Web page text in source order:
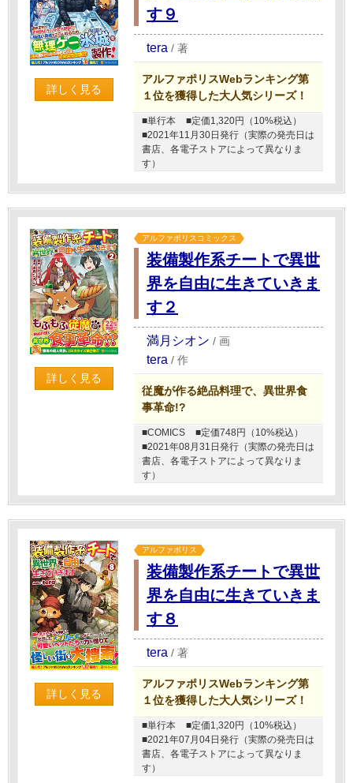
詳しく見る
す９
tera / 著
アルファポリスWebランキング第
１位を獲得した大人気シリーズ！
■単行本
■定価1,320円（10%税込）
■2021年11月30日発行（実際の発売日は
書店、各電子ストアによって異なりま
す）
詳しく見る
アルファポリスコミックス
装備製作系チートで異世
界を自由に生きていきま
す２
満月シオン / 画
tera / 作
従魔が作る絶品料理で、異世界食
事革命!?
■COMICS
■定価748円（10%税込）
■2021年08月31日発行（実際の発売日は
書店、各電子ストアによって異なりま
す）
詳しく見る
アルファポリス
装備製作系チートで異世
界を自由に生きていきま
す８
tera / 著
アルファポリスWebランキング第
１位を獲得した大人気シリーズ！
■単行本
■定価1,320円（10%税込）
■2021年07月04日発行（実際の発売日は
書店、各電子ストアによって異なりま
す）